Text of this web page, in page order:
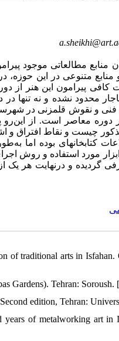
منابع مطالعاتی موجود
متنوعی در این
پیرامون این هنر از
نشده و نه تنها در
و نقوش قلمزنی در
دوره معاصر است. از
چیست و نقاط افتراق و
بوده اما
مورد استفاده و روش
و درنهایت هر یک از
of traditional arts in
Gardens). Tehran: Soroush.
edition, Tehran:
years of metalworking art